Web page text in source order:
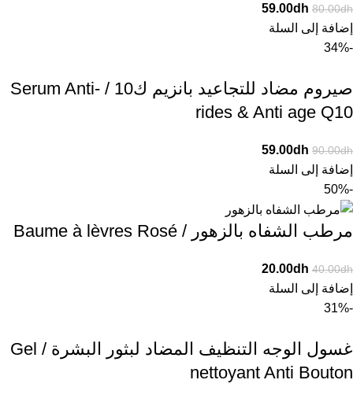
80.00dh
59.00dh
إضافة إلى السلة
-34%
صيروم مضاد للتجاعيد بانزيم ك10 / Serum Anti-
rides & Anti age Q10
90.00dh
59.00dh
إضافة إلى السلة
-50%
مرطب الشفاه بالزهور / Baume à lèvres Rosé
40.00dh
20.00dh
إضافة إلى السلة
-31%
غسول الوجه التنظيف المضاد لبثور البشرة / Gel
nettoyant Anti Bouton